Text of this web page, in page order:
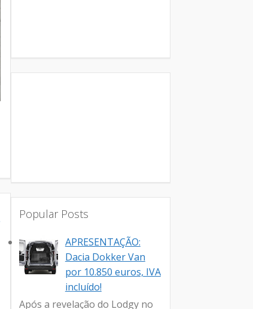
Popular Posts
APRESENTAÇÃO:
Dacia Dokker Van
por 10.850 euros, IVA
incluído!
Após a revelação do Lodgy no